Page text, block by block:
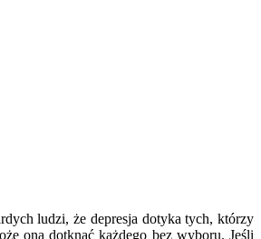
ludzi, że depresja dotyka tych, którzy
ona dotknąć każdego bez wyboru. Jeśli